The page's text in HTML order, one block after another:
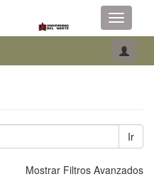
Toggle
Ir
Mostrar Filtros Avanzados